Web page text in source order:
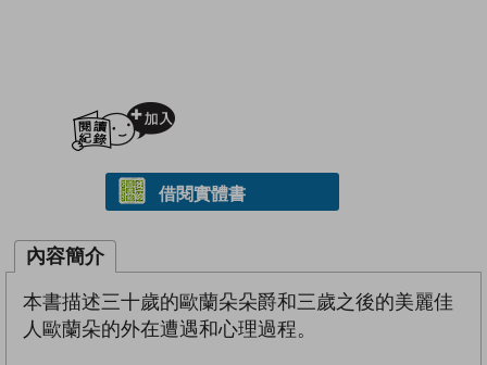
借閱實體書
內容簡介
本書描述三十歲的歐蘭朵朵爵和三歲之後的美麗佳
人歐蘭朵的外在遭遇和心理過程。